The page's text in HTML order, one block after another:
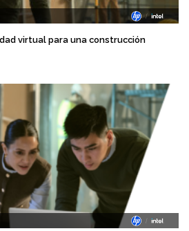
virtual para una construcción